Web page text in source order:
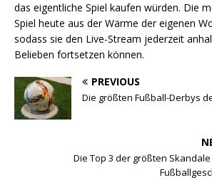
das eigentliche Spiel kaufen würden. Die
Spiel heute aus der Wärme der eigenen
sodass sie den Live-Stream jederzeit
Belieben fortsetzen können.
PREVIOUS
Die größten Fußball-Derbys
Die Top 3 der größten